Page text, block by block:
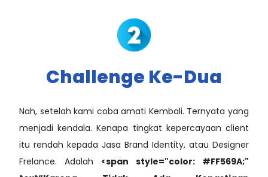
Challenge Ke-Dua
Nah, setelah kami coba amati Kembali. Ternyata yang
menjadi kendala. Kenapa tingkat kepercayaan client
itu rendah kepada Jasa Brand Identity, atau Designer
Frelance. Adalah <span style="color: #FF569A;"